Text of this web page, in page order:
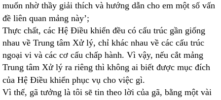
muốn nhờ thầy giải thích và hướng dẫn cho em một số vấn
đề liên quan mảng này’;
Thực chất, các Hệ Điều khiển đều có cấu trúc gần giống
nhau về Trung tâm Xử lý, chỉ khác nhau về các cấu trúc
ngoại vi và các cơ cấu chấp hành. Vì vậy, nếu cắt mảng
Trung tâm Xử lý ra riêng thì không ai biết được mục đích
của Hệ Điều khiển phục vụ cho việc gì.
Vì thế, gã tưởng là tôi sẽ tin theo lời của gã, bằng một vài